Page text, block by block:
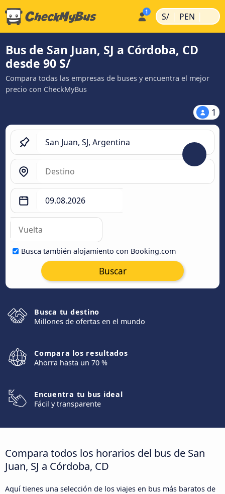
S/ | PEN |
Bus de San Juan, SJ a Córdoba, CD
desde 90 S/
Compara todas las empresas de buses y encuentra el mejor
precio con CheckMyBus
1
Busca también alojamiento con Booking.com
Buscar
Busca tu destino
Millones de ofertas en el mundo
Compara los resultados
Ahorra hasta un 70 %
Encuentra tu bus ideal
Fácil y transparente
Compara todos los horarios del bus de San
Juan, SJ a Córdoba, CD
Aquí tienes una selección de los viajes en bus más baratos de